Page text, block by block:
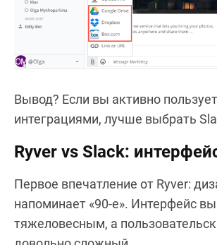
Вывод? Если вы активно
интеграциями, лучше выбрать
Ryver vs Slack:
Первое впечатление от Ryver:
напоминает «90-е». Интерфейс
тяжеловесным, а